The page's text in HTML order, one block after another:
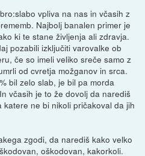
vpliva na nas in včasih z
Najbolj banalen primer je
ki te stane življenja ali zdravja.
pozabili izključiti varovalke ob
če so imeli veliko sreče samo z
od cvretja možganov in srca.
bil zelo slab, je bil pa morda
včasih je to že dovolj da narediš
ne bi nikoli pričakoval da jih
zgodi, da narediš kako velko
oškodovan, kakorkoli.